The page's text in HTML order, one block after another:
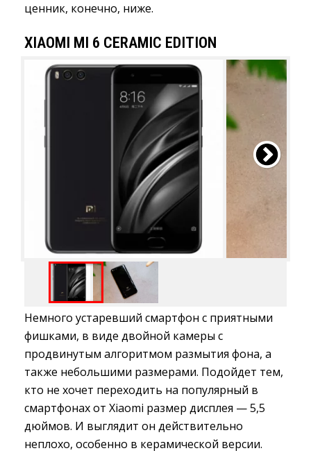
ценник, конечно, ниже.
XIAOMI MI 6 CERAMIC EDITION
Немного устаревший смартфон с приятными
фишками, в виде двойной камеры с
продвинутым алгоритмом размытия фона, а
также небольшими размерами. Подойдет тем,
кто не хочет переходить на популярный в
смартфонах от Xiaomi размер дисплея — 5,5
дюймов. И выглядит он действительно
неплохо, особенно в керамической версии.